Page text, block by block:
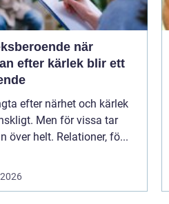
när
efter kärlek blir ett
efter närhet och kärlek
Men för vissa tar
över helt. Relationer, fö...